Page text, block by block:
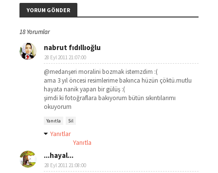
YORUM GÖNDER
18 Yorumlar
nabrut fıdıllıoğlu
28 Eyl 2011 21:07:00
@medanşeri moralini bozmak istemzdim :(
ama 3 yıl öncesi resimlerime bakınca hüzün çöktü.mutlu
hayata nanik yapan bir gülüş :(
şimdi ki fotoğraflara bakıyorum bütün sıkıntılarımı
okuyorum
Yanıtla Sil
Yanıtlar
Yanıtla
...hayal...
28 Eyl 2011 21:08:00